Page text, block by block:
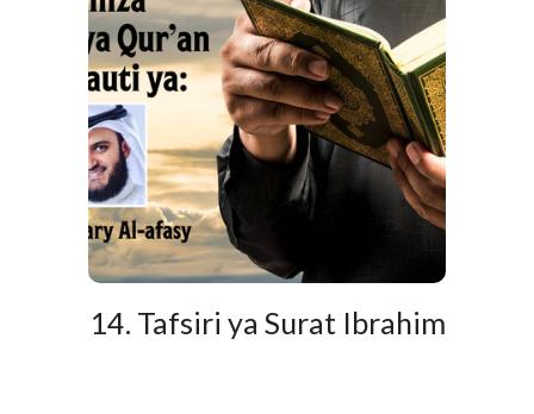
14. Tafsiri ya Surat Ibrahim